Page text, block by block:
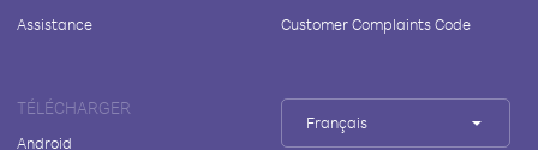
Assistance
Customer Complaints Code
TÉLÉCHARGER
Android
Français